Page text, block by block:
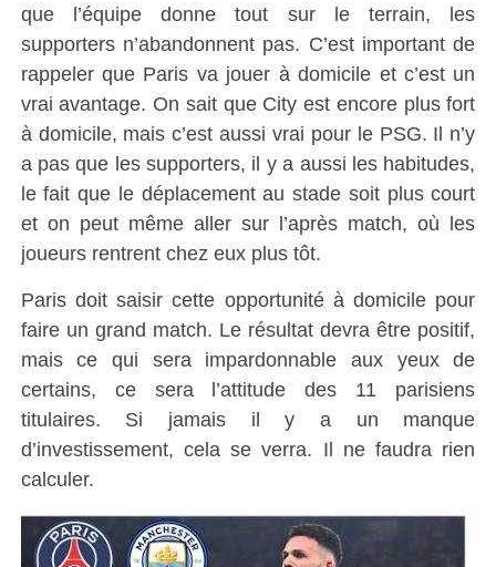
que l’équipe donne tout sur le terrain, les
supporters n’abandonnent pas. C’est important de
rappeler que Paris va jouer à domicile et c’est un
vrai avantage. On sait que City est encore plus fort
à domicile, mais c’est aussi vrai pour le PSG. Il n’y
a pas que les supporters, il y a aussi les habitudes,
le fait que le déplacement au stade soit plus court
et on peut même aller sur l’après match, où les
joueurs rentrent chez eux plus tôt.
Paris doit saisir cette opportunité à domicile pour
faire un grand match. Le résultat devra être positif,
mais ce qui sera impardonnable aux yeux de
certains, ce sera l’attitude des 11 parisiens
titulaires. Si jamais il y a un manque
d’investissement, cela se verra. Il ne faudra rien
calculer.